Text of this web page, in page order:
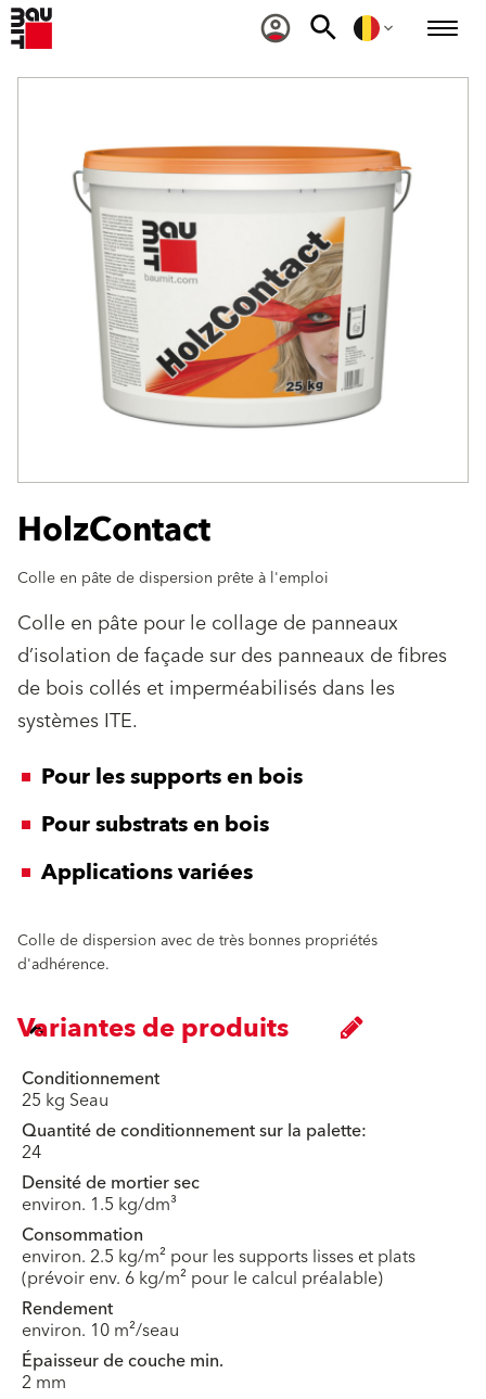
HolzContact
Colle en pâte de dispersion prête à l'emploi
Colle en pâte pour le collage de panneaux
d’isolation de façade sur des panneaux de fibres
de bois collés et imperméabilisés dans les
systèmes ITE.
Pour les supports en bois
Pour substrats en bois
Applications variées
Colle de dispersion avec de très bonnes propriétés
d'adhérence.
Variantes de produits
Conditionnement
25 kg Seau
Quantité de conditionnement sur la palette:
24
Densité de mortier sec
environ. 1.5 kg/dm³
Consommation
environ. 2.5 kg/m² pour les supports lisses et plats
(prévoir env. 6 kg/m² pour le calcul préalable)
Rendement
environ. 10 m²/seau
Épaisseur de couche min.
2 mm